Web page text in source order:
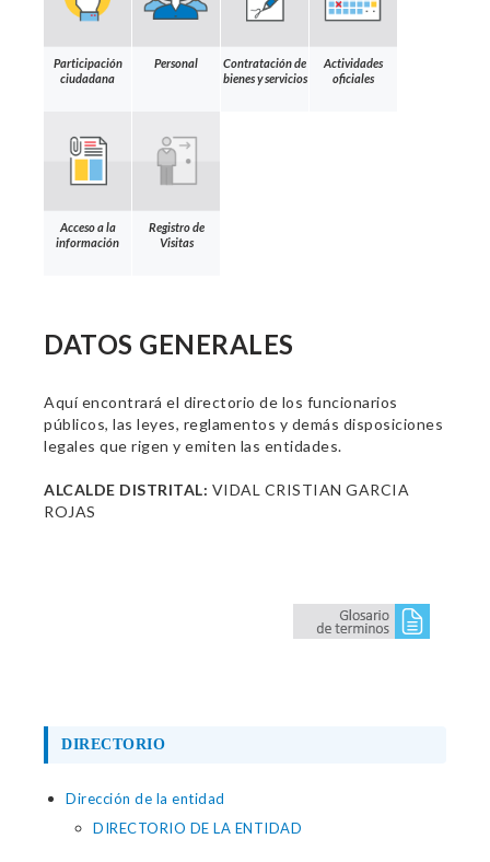
Participación
ciudadana
Personal
Contratación de
bienes y servicios
Actividades
oficiales
Acceso a la
información
Registro de
Visitas
DATOS GENERALES
Aquí encontrará el directorio de los funcionarios
públicos, las leyes, reglamentos y demás disposiciones
legales que rigen y emiten las entidades.
ALCALDE DISTRITAL: VIDAL CRISTIAN GARCIA
ROJAS
DIRECTORIO
Dirección de la entidad
DIRECTORIO DE LA ENTIDAD